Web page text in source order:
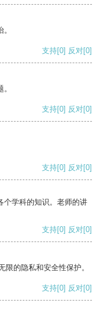
支持[0] 反对[0]
支持[0] 反对[0]
支持[0] 反对[0]
个学科的知识。老师的讲
支持[0] 反对[0]
的隐私和安全性保护。
支持[0] 反对[0]